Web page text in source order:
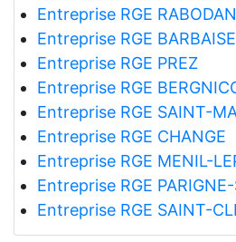
Entreprise RGE
Entreprise RGE BARBAISE
Entreprise RGE PREZ
Entreprise RGE
Entreprise RGE SAINT-
Entreprise RGE CHANGE
Entreprise RGE MENIL-
Entreprise RGE
Entreprise RGE SAINT-